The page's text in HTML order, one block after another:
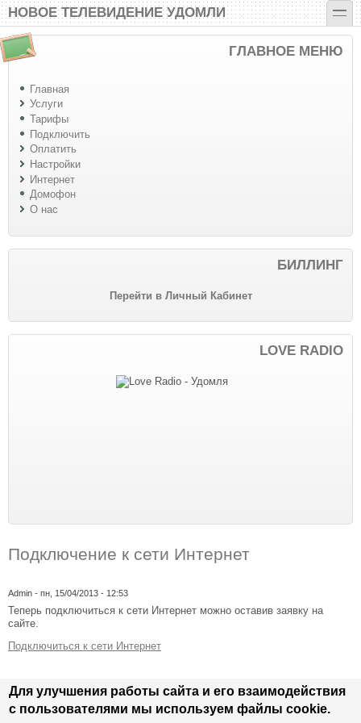
Перейти к основному содержанию
Skip to search
НОВОЕ ТЕЛЕВИДЕНИЕ УДОМЛИ toggle
ГЛАВНОЕ МЕНЮ
Главная
Услуги
Тарифы
Подключить
Оплатить
Настройки
Интернет
Домофон
О нас
БИЛЛИНГ
Перейти в Личный Кабинет
LOVE RADIO
Подключение к сети Интернет
Admin - пн, 15/04/2013 - 12:53
Теперь подключиться к сети Интернет можно оставив заявку на
сайте.
Подключиться к сети Интернет
Главное меню
Главная Услуги Тарифы Подключить Оплатить Настройки
Для улучшения работы сайта и его взаимодействия
с пользователями мы используем файлы cookie.